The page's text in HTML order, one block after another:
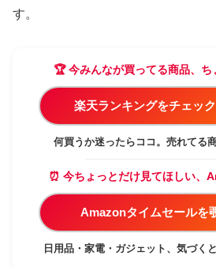
す。
🏆 今みんなが買ってる商品、ち
楽天ランキングをチェッ
何買うか迷ったらココ。売れてる
⏰ 今ちょっとだけ見てほしい、
Amazonタイムセールを
日用品・家電・ガジェット、気づく